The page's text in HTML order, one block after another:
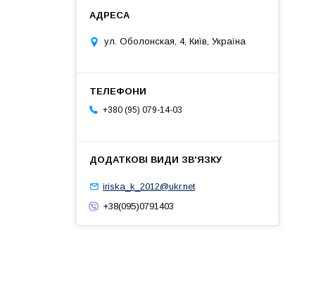
ул. Оболонская, 4, Київ, Україна
+380 (95) 079-14-03
iriska_k_2012@ukr.net
+38(095)0791403